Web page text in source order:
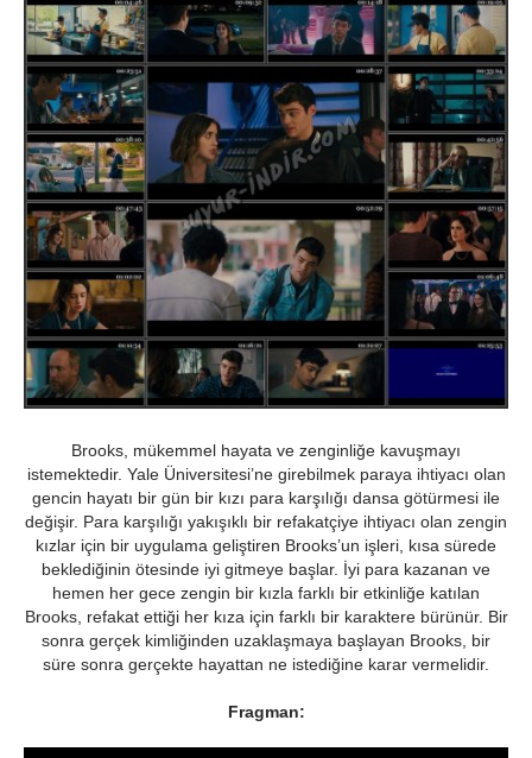
Brooks, mükemmel hayata ve zenginliğe kavuşmayı
istemektedir. Yale Üniversitesi’ne girebilmek paraya ihtiyacı olan
gencin hayatı bir gün bir kızı para karşılığı dansa götürmesi ile
değişir. Para karşılığı yakışıklı bir refakatçiye ihtiyacı olan zengin
kızlar için bir uygulama geliştiren Brooks’un işleri, kısa sürede
beklediğinin ötesinde iyi gitmeye başlar. İyi para kazanan ve
hemen her gece zengin bir kızla farklı bir etkinliğe katılan
Brooks, refakat ettiği her kıza için farklı bir karaktere bürünür. Bir
sonra gerçek kimliğinden uzaklaşmaya başlayan Brooks, bir
süre sonra gerçekte hayattan ne istediğine karar vermelidir.
Fragman: